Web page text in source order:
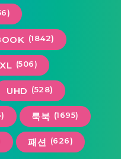
(1842)
(506)
UHD (528)
룩북 (1695)
패션 (626)